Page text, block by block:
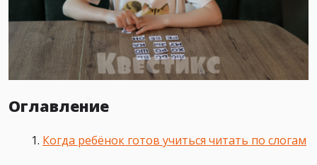
Оглавление
Когда ребёнок готов учиться читать по слогам